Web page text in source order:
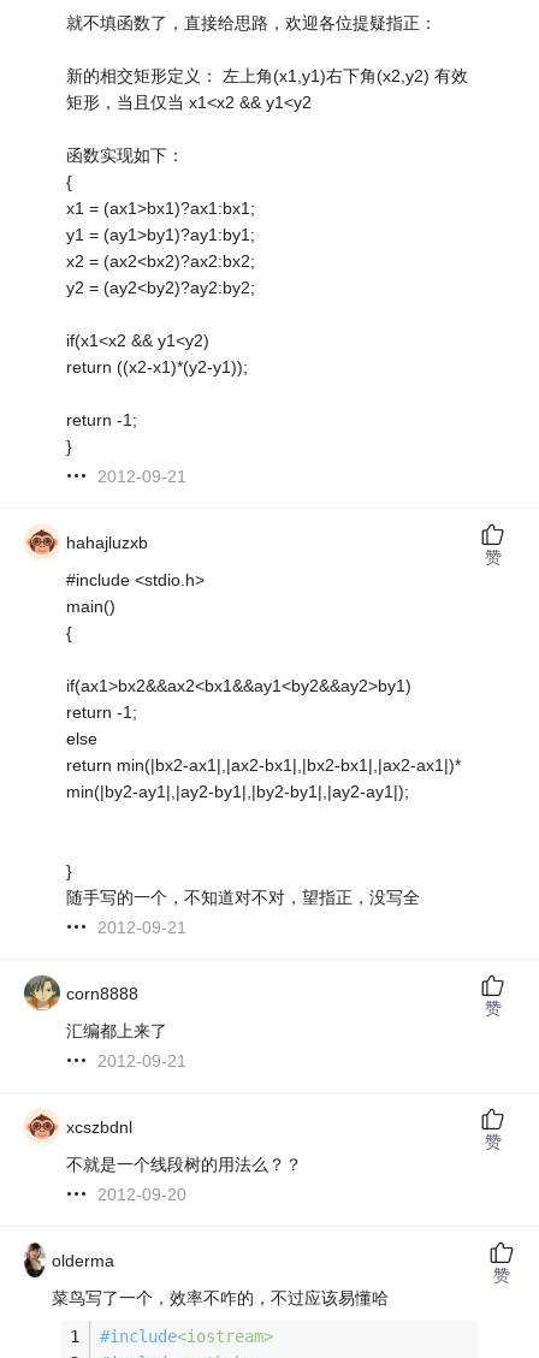
就不填函数了，直接给思路，欢迎各位提疑指正：
新的相交矩形定义： 左上角(x1,y1)右下角(x2,y2) 有效
矩形，当且仅当 x1<x2 && y1<y2
函数实现如下：
{
x1 = (ax1>bx1)?ax1:bx1;
y1 = (ay1>by1)?ay1:by1;
x2 = (ax2<bx2)?ax2:bx2;
y2 = (ay2<by2)?ay2:by2;
if(x1<x2 && y1<y2)
return ((x2-x1)*(y2-y1));
return -1;
}
2012-09-21
hahajluzxb
#include <stdio.h>
main()
{
if(ax1>bx2&&ax2<bx1&&ay1<by2&&ay2>by1)
return -1;
else
return min(|bx2-ax1|,|ax2-bx1|,|bx2-bx1|,|ax2-ax1|)*
min(|by2-ay1|,|ay2-by1|,|by2-by1|,|ay2-ay1|);
}
随手写的一个，不知道对不对，望指正，没写全
2012-09-21
赞
corn8888
汇编都上来了
2012-09-21
赞
xcszbdnl
不就是一个线段树的用法么？？
2012-09-20
赞
olderma
菜鸟写了一个，效率不咋的，不过应该易懂哈
#include<iostream>
赞